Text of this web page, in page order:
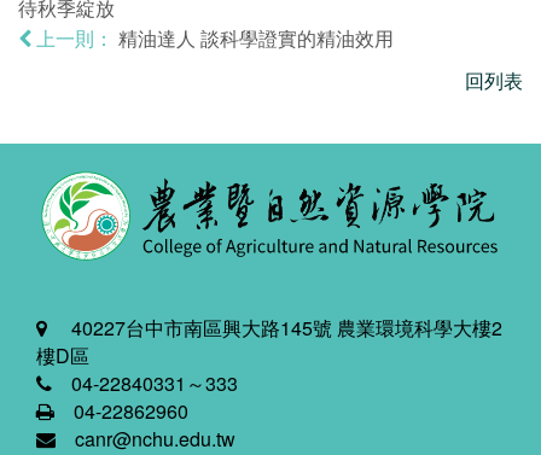
待秋季綻放
上一則：
精油達人 談科學證實的精油效用
回列表
40227台中市南區興大路145號 農業環境科學大樓2
樓D區
04-22840331～333
04-22862960
canr@nchu.edu.tw